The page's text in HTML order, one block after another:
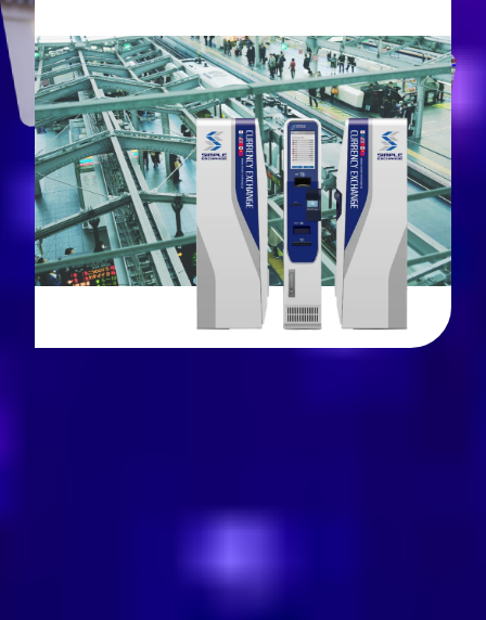
世界をひろげる、
出会いをつくる。
AIをはじめとした先端のテクノロジーから生ま
れる体験を、限られた人のものから、すべての人
のもとへ。
そして新たな出会いにあふれる世界を、子どもた
ちのために。